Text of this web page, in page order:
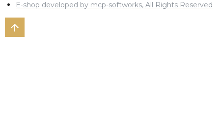
E-shop developed by mcp-softworks, All Rights Reserved